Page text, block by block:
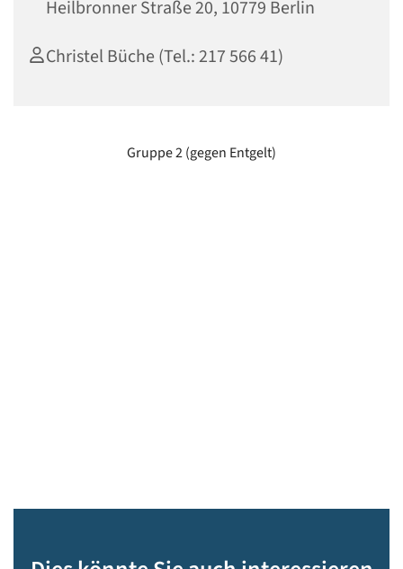
Heilbronner Straße 20, 10779 Berlin
Christel Büche (Tel.: 217 566 41)
Gruppe 2 (gegen Entgelt)